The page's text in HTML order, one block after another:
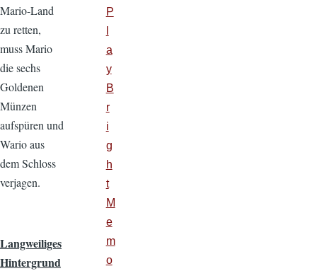
Mario-Land
zu retten,
muss Mario
die sechs
Goldenen
Münzen
aufspüren und
Wario aus
dem Schloss
verjagen.
Langweiliges
Hintergrund
P
a
y
B
r
i
g
h
t
M
e
m
o